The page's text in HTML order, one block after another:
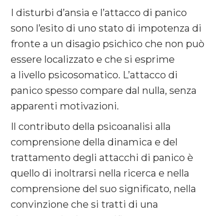
I disturbi d’ansia e l’attacco di panico
sono l’esito di uno stato di impotenza di
fronte a un disagio psichico che non può
essere localizzato e che si esprime
a livello psicosomatico. L’attacco di
panico spesso compare dal nulla, senza
apparenti motivazioni.
Il contributo della psicoanalisi alla
comprensione della dinamica e del
trattamento degli attacchi di panico è
quello di inoltrarsi nella ricerca e nella
comprensione del suo significato, nella
convinzione che si tratti di una